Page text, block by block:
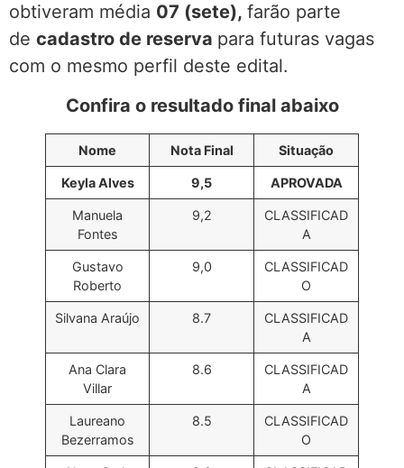
obtiveram média 07 (sete), farão parte
de cadastro de reserva para futuras vagas
com o mesmo perfil deste edital.
Confira o resultado final abaixo
Nome Nota Final Situação
Keyla Alves 9,5 APROVADA
Manuela
Fontes
9,2
CLASSIFICAD
A
Gustavo
Roberto
9,0
CLASSIFICAD
O
Silvana Araújo 8.7
CLASSIFICAD
A
Ana Clara
Villar
8.6
CLASSIFICAD
A
Laureano
Bezerramos
8.5
CLASSIFICAD
O